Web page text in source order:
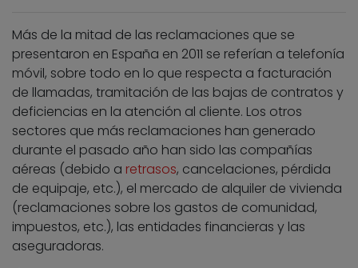
Más de la mitad de las reclamaciones que se
presentaron en España en 2011 se referían a telefonía
móvil, sobre todo en lo que respecta a facturación
de llamadas, tramitación de las bajas de contratos y
deficiencias en la atención al cliente. Los otros
sectores que más reclamaciones han generado
durante el pasado año han sido las compañías
aéreas (debido a retrasos, cancelaciones, pérdida
de equipaje, etc.), el mercado de alquiler de vivienda
(reclamaciones sobre los gastos de comunidad,
impuestos, etc.), las entidades financieras y las
aseguradoras.